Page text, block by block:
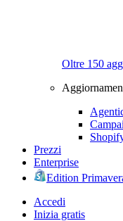
Oltre 150
Prezzi
Enterprise
Edition
Accedi
Inizia gratis